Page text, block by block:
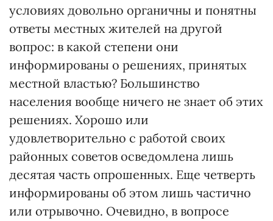
условиях довольно органичны и понятны
ответы местных жителей на другой
вопрос: в какой степени они
информированы о решениях, принятых
местной властью? Большинство
населения вообще ничего не знает об этих
решениях. Хорошо или
удовлетворительно с работой своих
районных советов осведомлена лишь
десятая часть опрошенных. Еще четверть
информированы об этом лишь частично
или отрывочно. Очевидно, в вопросе